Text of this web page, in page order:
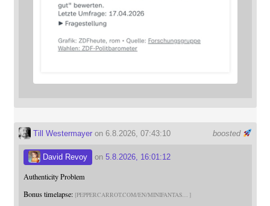
boosted
Till Westermayeron 6.8.2026, 07:43:10
David Revoy on 5.8.2026, 16:01:12
Authenticity Problem
Bonus timelapse: PEPPERCARROT.COM/EN/MINIFANTAS